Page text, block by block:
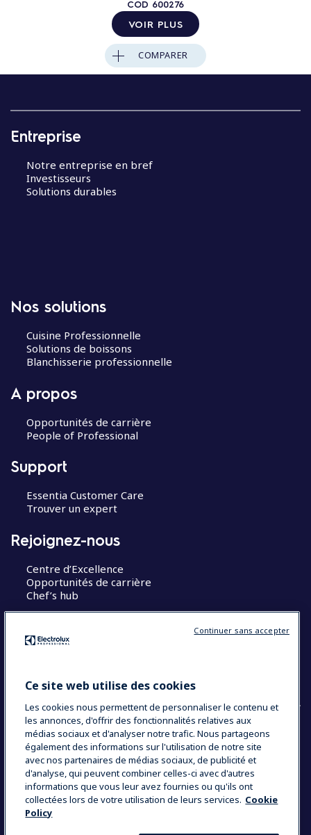
COD 600276
VOIR PLUS
COMPARER
Entreprise
Notre entreprise en bref
Investisseurs
Solutions durables
Nos solutions
Cuisine Professionnelle
Solutions de boissons
Blanchisserie professionnelle
A propos
Opportunités de carrière
People of Professional
Support
Essentia Customer Care
Trouver un expert
Rejoignez-nous
Centre d’Excellence
Opportunités de carrière
Chef’s hub
COUNTRY AND LANGUAGE
VOTRE SÉLECTION : FRANCE
Data Privacy Statement
Ce site web utilise des cookies
Les cookies nous permettent de personnaliser le contenu et
les annonces, d'offrir des fonctionnalités relatives aux
médias sociaux et d'analyser notre trafic. Nous partageons
également des informations sur l'utilisation de notre site
avec nos partenaires de médias sociaux, de publicité et
d'analyse, qui peuvent combiner celles-ci avec d'autres
informations que vous leur avez fournies ou qu'ils ont
collectées lors de votre utilisation de leurs services. Cookie
Policy
Continuer sans accepter